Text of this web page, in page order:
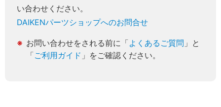
い合わせください。
DAIKENパーツショップへのお問合せ
お問い合わせをされる前に「よくあるご質問 」と
「ご利用ガイド 」をご確認ください。